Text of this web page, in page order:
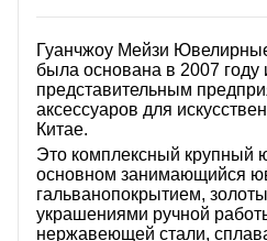
СЛУЧАЙ
ЗАВОД
О НАС
Гуанчжоу Мейзи
была основана в 2007 году
представительным
аксессуаров для
Китае.
Это комплексный крупный
основном занимающийся
гальванопокрытием,
украшениями ручной
нержавеющей стали,